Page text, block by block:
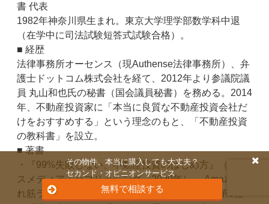
書 代表
1982年神奈川県生まれ。東京大学理学部数学科中退
（在学中に司法試験短答式試験合格）。
■ 経歴
法律事務所オーセンス（現Authense法律事務所）、弁
護士ドットコム株式会社を経て、2012年より参議院議
員 丸山和也氏の秘書（国会議員秘書）を務める。2014
年、不動産投資家に「本当に良質な不動産投資会社だ
けをおすすめする」という理念のもと、「不動産投資
の教科書」を設立。
■ 著書
・『99%失敗しない、不動産投資のはじめ方』（クロ
スメディア・パブリッシング、2020年）― Amazon売
れ筋ランキング「不動産ビジネスの法律」部門第1位
その物件、本当に購入しても大丈夫？
セカンド・オピニオンサービス
無料で相談する